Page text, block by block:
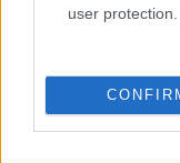
user protection.
W praktyce
przechowywane
maksymalnej
CloudPlay.